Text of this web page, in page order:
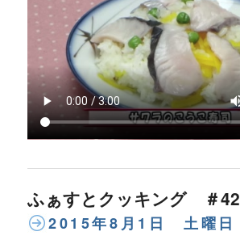
ふぁすとクッキング ＃42
2015年8月1日 土曜日